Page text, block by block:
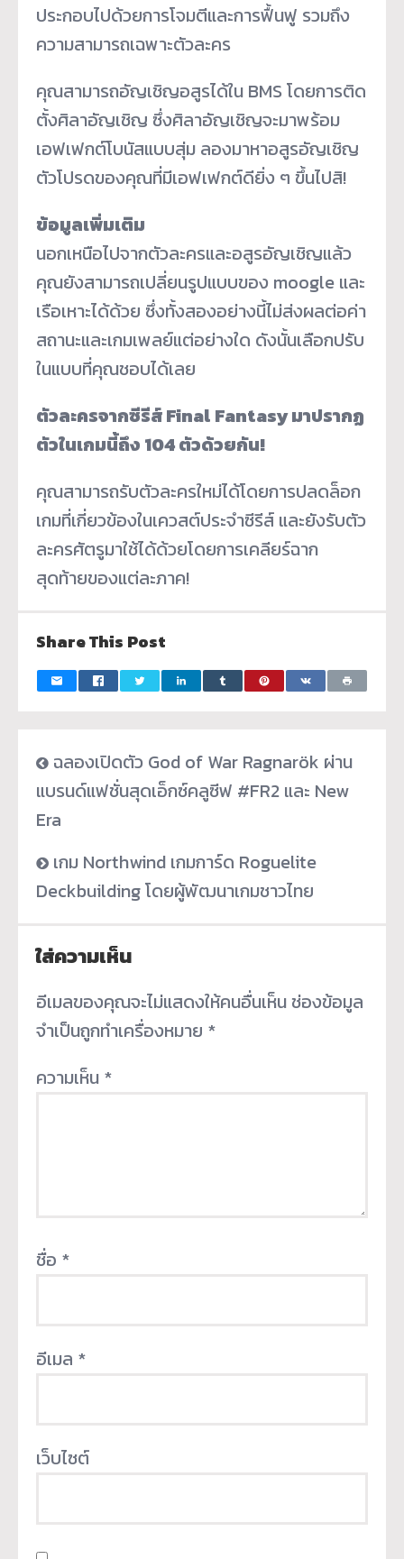
ประกอบไปด้วยการโจมตีและการฟื้นฟู รวมถึง
ความสามารถเฉพาะตัวละคร
คุณสามารถอัญเชิญอสูรได้ใน BMS โดยการติด
ตั้งศิลาอัญเชิญ ซึ่งศิลาอัญเชิญจะมาพร้อม
เอฟเฟกต์โบนัสแบบสุ่ม ลองมาหาอสูรอัญเชิญ
ตัวโปรดของคุณที่มีเอฟเฟกต์ดียิ่ง ๆ ขึ้นไปสิ!
ข้อมูลเพิ่มเติม
นอกเหนือไปจากตัวละครและอสูรอัญเชิญแล้ว
คุณยังสามารถเปลี่ยนรูปแบบของ moogle และ
เรือเหาะได้ด้วย ซึ่งทั้งสองอย่างนี้ไม่ส่งผลต่อค่า
สถานะและเกมเพลย์แต่อย่างใด ดังนั้นเลือกปรับ
ในแบบที่คุณชอบได้เลย
ตัวละครจากซีรีส์ Final Fantasy มาปรากฏ
ตัวในเกมนี้ถึง 104 ตัวด้วยกัน!
คุณสามารถรับตัวละครใหม่ได้โดยการปลดล็อก
เกมที่เกี่ยวข้องในเควสต์ประจำซีรีส์ และยังรับตัว
ละครศัตรูมาใช้ได้ด้วยโดยการเคลียร์ฉาก
สุดท้ายของแต่ละภาค!
Share This Post
ฉลองเปิดตัว God of War Ragnarök ผ่าน
แบรนด์แฟชั่นสุดเอ็กซ์คลูซีฟ #FR2 และ New
Era
เกม Northwind เกมการ์ด Roguelite
Deckbuilding โดยผู้พัฒนาเกมชาวไทย
ใส่ความเห็น
อีเมลของคุณจะไม่แสดงให้คนอื่นเห็น ช่องข้อมูล
จำเป็นถูกทำเครื่องหมาย *
ความเห็น *
ชื่อ *
อีเมล *
เว็บไซต์